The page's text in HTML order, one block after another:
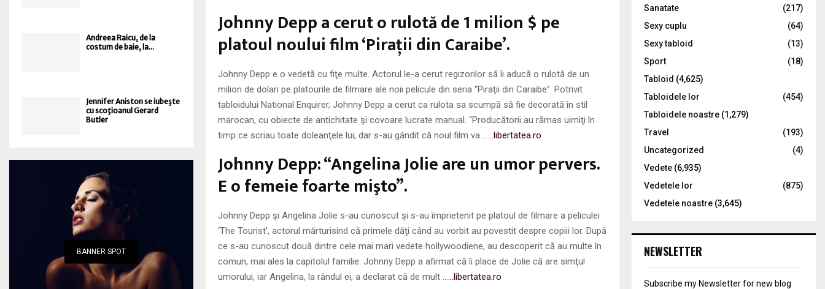
Johnny Depp a cerut o rulotă de 1 milion $ pe
platoul noului film ‘Piraţii din Caraibe’.
Johnny Depp e o vedetă cu fiţe multe. Actorul le-a cerut regizorilor să îi aducă o rulotă de un
milion de dolari pe platourile de filmare ale noii pelicule din seria “Piraţii din Caraibe”. Potrivit
tabloidului National Enquirer, Johnny Depp a cerut ca rulota sa scumpă să fie decorată în stil
marocan, cu obiecte de antichitate şi covoare lucrate manual. “Producătorii au rămas uimiţi în
timp ce scriau toate doleanţele lui, dar s-au gândit că noul film va …
…libertatea.ro
Johnny Depp: “Angelina Jolie are un umor pervers.
E o femeie foarte mişto”.
Johnny Depp şi Angelina Jolie s-au cunoscut şi s-au împrietenit pe platoul de filmare a peliculei
‘The Tourist’, actorul mărturisind că primele dăţi când au vorbit au povestit despre copiii lor. După
ce s-au cunoscut două dintre cele mai mari vedete hollywoodiene, au descoperit că au multe în
comun, mai ales la capitolul familie. Johnny Depp a afirmat că îi place de Jolie că are simţul
umorului, iar Angelina, la rândul ei, a declarat că de mult …
…libertatea.ro
Andreea Raicu, de la
costum de baie, la...
Jennifer Aniston se iubeşte
cu scoţioanul Gerard
Butler
BANNER SPOT
Sanatate
(217)
Sexy cuplu
(64)
Sexy tabloid
(13)
Sport
(18)
Tabloid (4,625)
Tabloidele lor
(454)
Tabloidele noastre (1,279)
Travel
(193)
Uncategorized
(4)
Vedete (6,935)
Vedetele lor
(875)
Vedetele noastre (3,645)
NEWSLETTER
Subscribe my Newsletter for new blog